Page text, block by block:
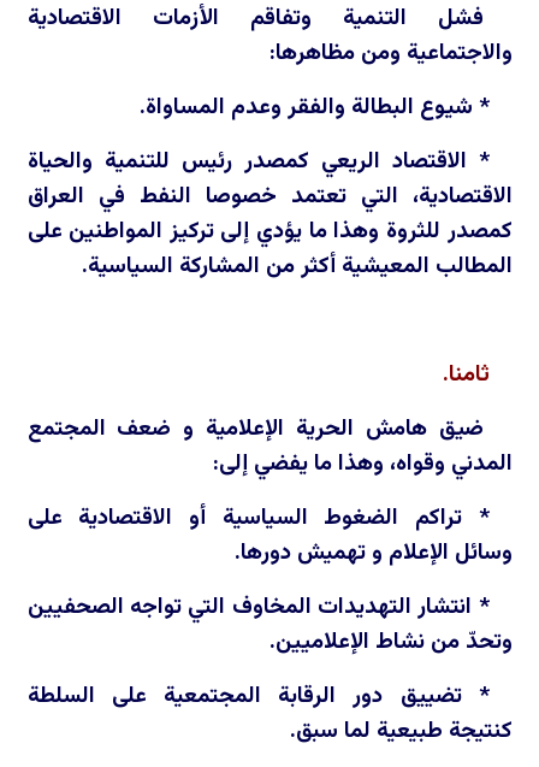
فشل التنمية وتفاقم الأزمات الاقتصادية
والاجتماعية ومن مظاهرها:
* شيوع البطالة والفقر وعدم المساواة.
* الاقتصاد الريعي كمصدر رئيس للتنمية والحياة
الاقتصادية، التي تعتمد خصوصا النفط في العراق
كمصدر للثروة وهذا ما يؤدي إلى تركيز المواطنين على
المطالب المعيشية أكثر من المشاركة السياسية.
ثامنا.
ضيق هامش الحرية الإعلامية و ضعف المجتمع
المدني وقواه، وهذا ما يفضي إلى:
* تراكم الضغوط السياسية أو الاقتصادية على
وسائل الإعلام و تهميش دورها.
* انتشار التهديدات المخاوف التي تواجه الصحفيين
وتحدّ من نشاط الإعلاميين.
* تضييق دور الرقابة المجتمعية على السلطة
كنتيجة طبيعية لما سبق.